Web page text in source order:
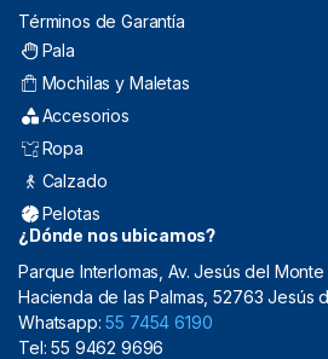
Términos de Garantía
Pala
Mochilas y Maletas
Accesorios
Ropa
Calzado
Pelotas
¿Dónde nos ubicamos?
Parque Interlomas, Av. Jesús del Monte
Hacienda de las Palmas, 52763 Jesús
Whatsapp:55 7454 6190
Tel: 55 9462 9696